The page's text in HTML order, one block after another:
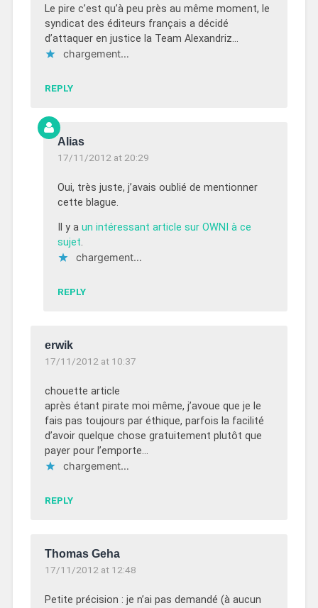
Le pire c’est qu’à peu près au même moment, le
syndicat des éditeurs français a décidé
d’attaquer en justice la Team Alexandriz…
chargement…
REPLY
Alias
17/11/2012 at 20:29
Oui, très juste, j’avais oublié de mentionner
cette blague.
Il y a un intéressant article sur OWNI à ce
sujet.
chargement…
REPLY
erwik
17/11/2012 at 10:37
chouette article
après étant pirate moi même, j’avoue que je le
fais pas toujours par éthique, parfois la facilité
d’avoir quelque chose gratuitement plutôt que
payer pour l’emporte…
chargement…
REPLY
Thomas Geha
17/11/2012 at 12:48
Petite précision : je n’ai pas demandé (à aucun